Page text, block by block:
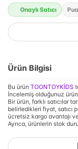
Onaylı Satıcı
Ürün Bilgisi
Bu ürün TOONTOYKİDS
İncelemiş olduğunuz
Bir ürün, farklı satıcılar
belirledikleri fiyat, satıcı
ücretsiz kargo avantajı
Ayrıca, ürünlerin stok